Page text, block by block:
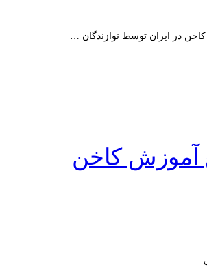
در ایران توسط نوازندگان …
آموزش کاخن